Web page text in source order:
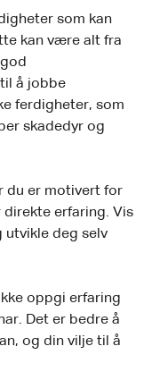
som kan
kan være alt fra
å jobbe
ferdigheter, som
skadedyr og
du er motivert for
direkte erfaring. Vis
deg selv
oppgi erfaring
Det er bedre å
og din vilje til å